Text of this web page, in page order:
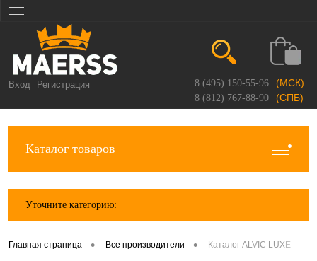
Вход Регистрация 8 (495) 150-55-96 (МСК)
8 (812) 767-88-90 (СПБ)
Каталог товаров
Уточните категорию:
Главная страница • Все производители • Каталог ALVIC LUXE